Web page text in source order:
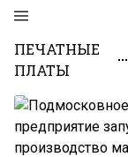
ПЕЧАТНЫЕ
ПЛАТЫ